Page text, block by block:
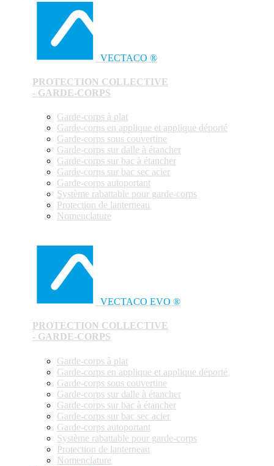
VECTACO ®
PROTECTION COLLECTIVE
- GARDE-CORPS
Garde-corps à plat
Garde-corps en applique et applique déporté
Garde-corps sous couvertine
Garde-corps sur dalle à étancher
Garde-corps sur bac à étancher
Garde-corps sur bac sec acier
Garde-corps autoportant
Système rabattable pour garde-corps
Protection de lanterneau
Nomenclature
VECTACO EVO ®
PROTECTION COLLECTIVE
- GARDE-CORPS
Garde-corps à plat
Garde-corps en applique et applique déporté
Garde-corps sous couvertine
Garde-corps sur dalle à étancher
Garde-corps sur bac à étancher
Garde-corps sur bac sec acier
Garde-corps autoportant
Système rabattable pour garde-corps
Protection de lanterneau
Nomenclature